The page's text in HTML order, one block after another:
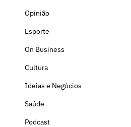
Opinião
Esporte
On Business
Cultura
Ideias e Negócios
Saúde
Podcast